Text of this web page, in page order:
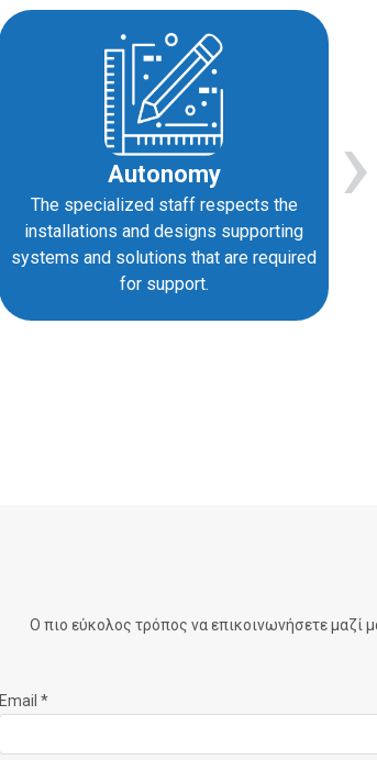
Autonomy
The specialized staff respects the
installations and designs supporting
systems and solutions that are required
for support.
›
Ο πιο εύκολος τρόπος να επικοινωνήσετε μαζί
Email *